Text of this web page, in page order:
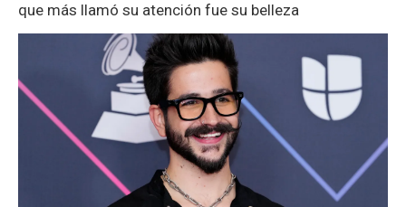
que más llamó su atención fue su belleza